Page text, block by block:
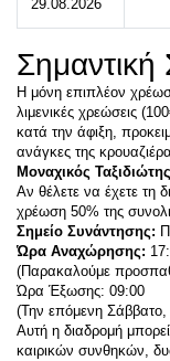
29.08.2026
Η μόνη επιπλέον
λιμενικές χρεώσεις
κατά την άφιξη,
ανάγκες της
Μοναχικός Ταξιδιώτης
Αν θέλετε να έχετε τη
χρέωση 50% της
Σημείο Συνάντησης:
Ώρα Αναχώρησης:
(Παρακαλούμε
Ώρα Έξωσης: 09:00
(Την επόμενη Σάββατο,
καιρικών συνθηκών,